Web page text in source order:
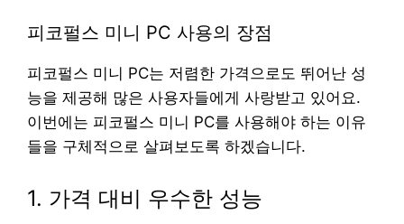
피코펄스 미니 PC 사용의 장점
피코펄스 미니 PC는 저렴한 가격으로도 뛰어난 성
능을 제공해 많은 사용자들에게 사랑받고 있어요.
이번에는 피코펄스 미니 PC를 사용해야 하는 이유
들을 구체적으로 살펴보도록 하겠습니다.
1. 가격 대비 우수한 성능